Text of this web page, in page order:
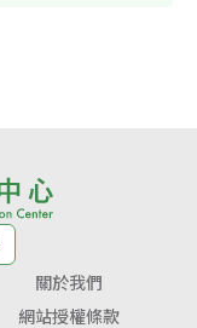
關於我們
網站授權條款